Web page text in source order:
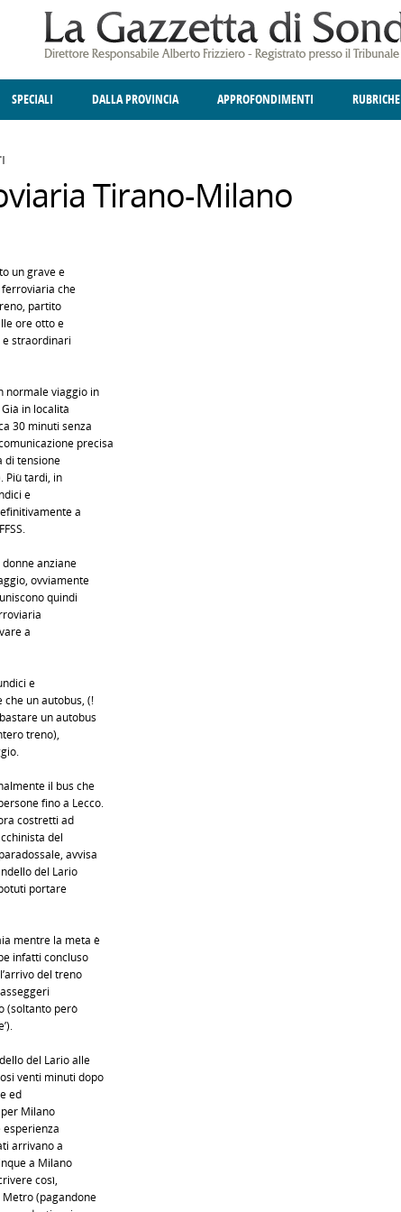
SPECIALI DALLA PROVINCIA APPROFONDIMENTI RUBRICHE
Tirano-Milano
un grave e
che
partito
ore otto e
straordinari
normale viaggio in
in località
30 minuti senza
precisa
di tensione
Più tardi, in
e
a
anziane
ovviamente
quindi
a
e
un autobus, (!
un autobus
treno),
il bus che
fino a Lecco.
costretti ad
del
avvisa
del Lario
portare
mentre la meta è
infatti concluso
del treno
(soltanto però
del Lario alle
venti minuti dopo
ed
Milano
arrivano a
a Milano
così,
Metro (pagandone